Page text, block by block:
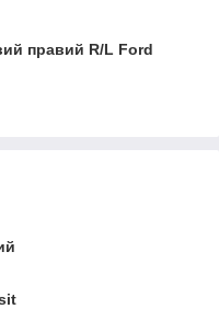
правий R/L Ford